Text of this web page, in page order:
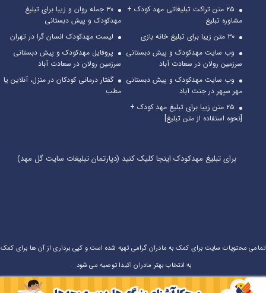
۲۵ متن تراکت تبلیغاتی مهد کودک +
مشاوره تبلیغ
۳۰ جمله روان و زیبا برای تبلیغ
مهدکودک و پیش دبستانی
۳۰ متن زیبا برای تبلیغ خانه بازی
لیست مهدکودک انسان گرا در تهران
وب سایت مهدکودک و پیش دبستانی
سرزمین رولان در سعادت آباد
پروفایل مهدکودک و پیش دبستانی
سرزمین رولان در سعادت آباد
وب سایت مهدکودک و پیش دبستانی
مهر سپهر در جنت آباد
گفتار درمانی کودکان در منزل، آنلاین یا
مطب
۲۵ متن زیبا برای تبلیغ مهد کودک +
[نحوه استفاده از متن تبلیغ]
برای تبلیغ مهدکودک اینجا کلیک کنید (دپارتمان تبلیغات سایت گل مهد)
تمامی محتویات سایت برای کمک به مادران گرامی تهیه شده است و کپی برداری از آن ها برای کمک
به انتخاب بهتر مادران اکیدا توصیه می شود.